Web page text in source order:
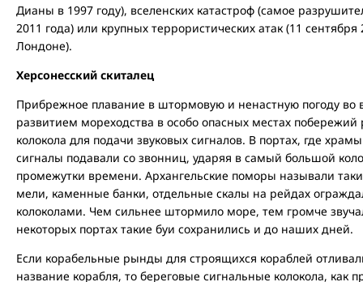
Дианы в 1997 году), вселенских катастроф (самое
2011 года) или крупных террористических атак (11
Лондоне).
Херсонесский скиталец
Прибрежное плавание в штормовую и ненастную погоду во
развитием мореходства в особо опасных местах
колокола для подачи звуковых сигналов. В портах, где
сигналы подавали со звонниц, ударяя в самый большой
промежутки времени. Архангельские поморы называли
мели, каменные банки, отдельные скалы на рейдах
колоколами. Чем сильнее штормило море, тем громче
некоторых портах такие буи сохранились и до наших дней.
Если корабельные рынды для строящихся кораблей
название корабля, то береговые сигнальные колокола, как